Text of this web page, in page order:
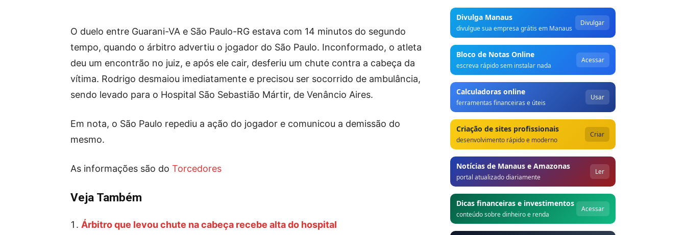
O duelo entre Guarani-VA e São Paulo-RG estava com 14 minutos do segundo
tempo, quando o árbitro advertiu o jogador do São Paulo. Inconformado, o atleta
deu um encontrão no juiz, e após ele cair, desferiu um chute contra a cabeça da
vítima. Rodrigo desmaiou imediatamente e precisou ser socorrido de ambulância,
sendo levado para o Hospital São Sebastião Mártir, de Venâncio Aires.
Em nota, o São Paulo repediu a ação do jogador e comunicou a demissão do
mesmo.
As informações são do Torcedores
Veja Também
Árbitro que levou chute na cabeça recebe alta do hospital
Divulga Manaus
divulgue sua empresa grátis em Manaus
Divulgar
Bloco de Notas Online
escreva rápido sem instalar nada
Acessar
Calculadoras online
ferramentas financeiras e úteis
Usar
Criação de sites profissionais
desenvolvimento rápido e moderno
Criar
Notícias de Manaus e Amazonas
portal atualizado diariamente
Ler
Dicas financeiras e investimentos
conteúdo sobre dinheiro e renda
Acessar